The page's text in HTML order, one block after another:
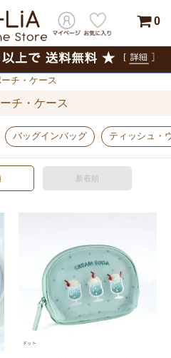
0
チ・ケース
チ・ケース
バッグインバッグ ティッシュ・
新着順